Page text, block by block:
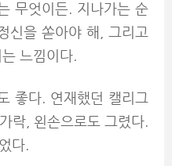
무엇이든. 지나가는 순
신을 쏟아야 해, 그리고
느낌이다.
좋다. 연재했던 캘리그
락, 왼손으로도 그렸다.
다.